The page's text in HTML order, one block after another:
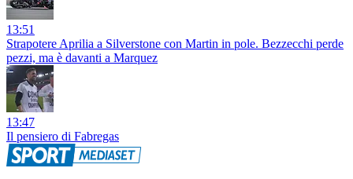
13:51
Strapotere Aprilia a Silverstone con Martin in pole. Bezzecchi perde
pezzi, ma è davanti a Marquez
13:47
Il pensiero di Fabregas